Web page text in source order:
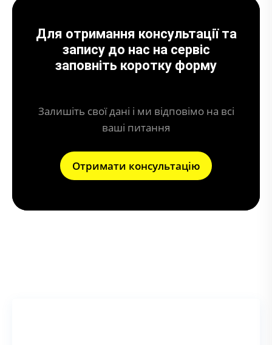
Для отримання консультації та
запису до нас на сервіс
заповніть коротку форму
Залишіть свої дані і ми відповімо на всі
ваші питання
Отримати консультацію